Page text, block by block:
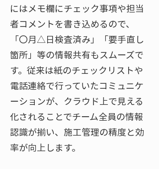
にはメモ欄にチェック事項や担当
者コメントを書き込めるので、
「〇月△日検査済み」「要手直し
箇所」等の情報共有もスムーズで
す。従来は紙のチェックリストや
電話連絡で行っていたコミュニケ
ーションが、クラウド上で見える
化されることでチーム全員の情報
認識が揃い、施工管理の精度と効
率が向上します。